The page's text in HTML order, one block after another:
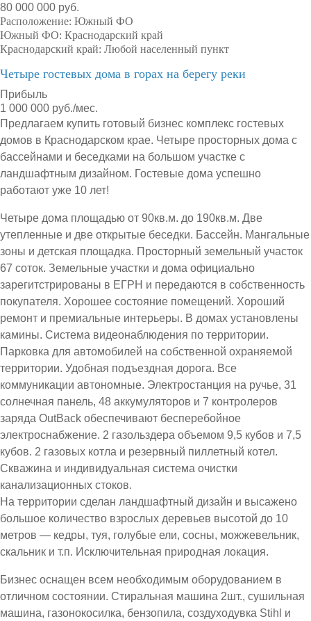
80 000 000 руб.
Расположение: Южный ФО
Южный ФО: Краснодарский край
Краснодарский край: Любой населенный пункт
Четыре гостевых дома в горах на берегу реки
Прибыль
1 000 000 руб./мес.
Предлагаем купить готовый бизнес комплекс гостевых
домов в Краснодарском крае. Четыре просторных дома с
бассейнами и беседками на большом участке с
ландшафтным дизайном. Гостевые дома успешно
работают уже 10 лет!
Четыре дома площадью от 90кв.м. до 190кв.м. Две
утепленные и две открытые беседки. Бассейн. Мангальные
зоны и детская площадка. Просторный земельный участок
67 соток. Земельные участки и дома официально
зарегитстрированы в ЕГРН и передаются в собственность
покупателя. Хорошее состояние помещений. Хороший
ремонт и премиальные интерьеры. В домах установлены
камины. Система видеонаблюдения по территории.
Парковка для автомобилей на собственной охраняемой
территории. Удобная подъездная дорога. Все
коммуникации автономные. Электростанция на ручье, 31
солнечная панель, 48 аккумуляторов и 7 контролеров
заряда OutBack обеспечивают бесперебойное
электроснабжение. 2 газольздера объемом 9,5 кубов и 7,5
кубов. 2 газовых котла и резервный пиллетный котел.
Скважина и индивидуальная система очистки
канализационных стоков.
На территории сделан ландшафтный дизайн и высажено
большое количество взрослых деревьев высотой до 10
метров — кедры, туя, голубые ели, сосны, можжевельник,
скальник и т.п. Исключительная природная локация.
Бизнес оснащен всем необходимым оборудованием в
отличном состоянии. Стиральная машина 2шт., сушильная
машина, газонокосилка, бензопила, создуходувка Stihl и